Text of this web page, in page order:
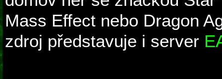
Mass Effect nebo Dragon
zdroj představuje i server